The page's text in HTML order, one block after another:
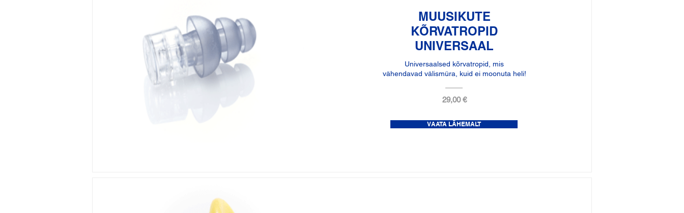
MUUSIKUTE
KÕRVATROPID
UNIVERSAAL
Universaalsed kõrvatropid, mis
vähendavad välismüra, kuid ei moonuta heli!
29,00 €
VAATA LÄHEMALT